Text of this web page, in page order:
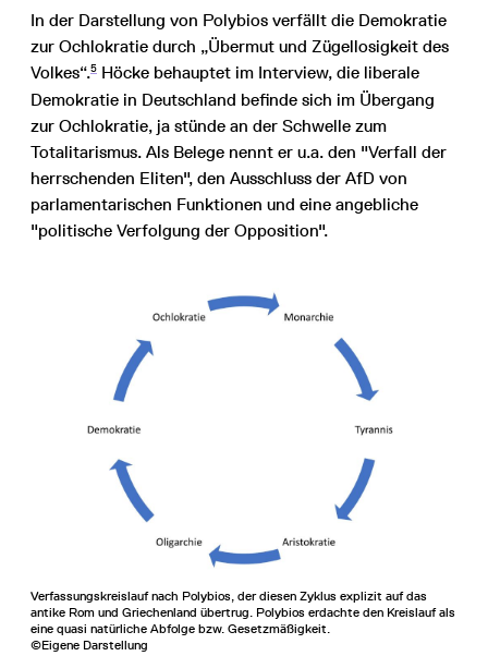
In der Darstellung von Polybios verfällt die Demokratie
zur Ochlokratie durch „Übermut und Zügellosigkeit des
Volkes“.5 Höcke behauptet im Interview, die liberale
Demokratie in Deutschland befinde sich im Übergang
zur Ochlokratie, ja stünde an der Schwelle zum
Totalitarismus. Als Belege nennt er u.a. den "Verfall der
herrschenden Eliten", den Ausschluss der AfD von
parlamentarischen Funktionen und eine angebliche
"politische Verfolgung der Opposition".
Verfassungskreislauf nach Polybios, der diesen Zyklus explizit auf das
antike Rom und Griechenland übertrug. Polybios erdachte den Kreislauf als
eine quasi natürliche Abfolge bzw. Gesetzmäßigkeit.
©Eigene Darstellung